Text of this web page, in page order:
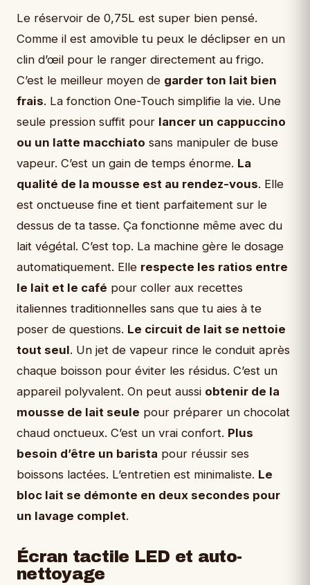
Le réservoir de 0,75L est super bien pensé.
Comme il est amovible tu peux le déclipser en un
clin d’œil pour le ranger directement au frigo.
C’est le meilleur moyen de garder ton lait bien
frais. La fonction One-Touch simplifie la vie. Une
seule pression suffit pour lancer un cappuccino
ou un latte macchiato sans manipuler de buse
vapeur. C’est un gain de temps énorme. La
qualité de la mousse est au rendez-vous. Elle
est onctueuse fine et tient parfaitement sur le
dessus de ta tasse. Ça fonctionne même avec du
lait végétal. C’est top. La machine gère le dosage
automatiquement. Elle respecte les ratios entre
le lait et le café pour coller aux recettes
italiennes traditionnelles sans que tu aies à te
poser de questions. Le circuit de lait se nettoie
tout seul. Un jet de vapeur rince le conduit après
chaque boisson pour éviter les résidus. C’est un
appareil polyvalent. On peut aussi obtenir de la
mousse de lait seule pour préparer un chocolat
chaud onctueux. C’est un vrai confort. Plus
besoin d’être un barista pour réussir ses
boissons lactées. L’entretien est minimaliste. Le
bloc lait se démonte en deux secondes pour
un lavage complet.
Écran tactile LED et auto-
nettoyage